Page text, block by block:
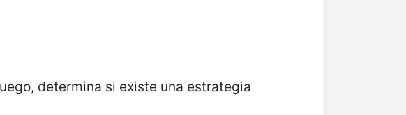
determina si existe una estrategia